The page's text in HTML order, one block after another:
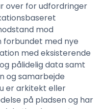
over for udfordringer
mod
med nye
med eksisterende
pålidelig data samt
og samarbejde
er arkitekt eller
på pladsen og har